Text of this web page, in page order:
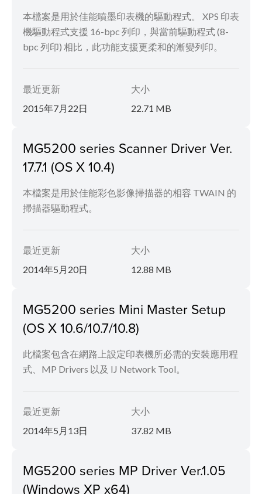
本檔案是用於佳能噴墨印表機的驅動程式。 XPS 印表
機驅動程式支援 16-bpc 列印，與當前驅動程式 (8-
bpc 列印) 相比，此功能支援更柔和的漸變列印。
最近更新
2015年7月22日
大小
22.71 MB
MG5200 series Scanner Driver Ver.
17.7.1 (OS X 10.4)
本檔案是用於佳能彩色影像掃描器的相容 TWAIN 的
掃描器驅動程式。
最近更新
2014年5月20日
大小
12.88 MB
MG5200 series Mini Master Setup
(OS X 10.6/10.7/10.8)
此檔案包含在網路上設定印表機所必需的安裝應用程
式、MP Drivers 以及 IJ Network Tool。
最近更新
2014年5月13日
大小
37.82 MB
MG5200 series MP Driver Ver.1.05
(Windows XP x64)